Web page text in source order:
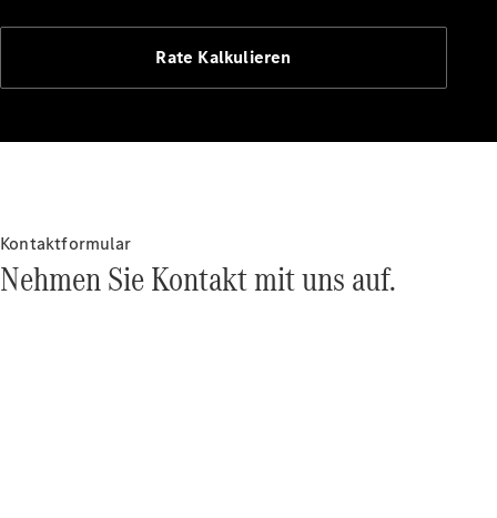
Autonomes
Fahrassistenzsysteme
MBUX
Design &
Elektromobilität
Rate Kalkulieren
Kontaktformular
Nehmen Sie Kontakt mit uns auf.